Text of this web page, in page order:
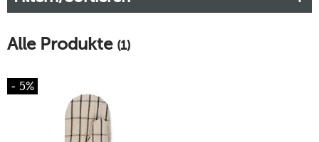
Alle Produkte (1)
- 5%